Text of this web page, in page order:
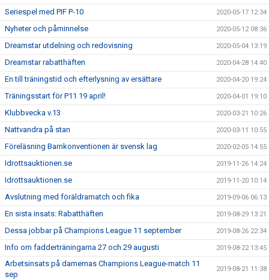
Seriespel med PIF P-10 2020-05-17 12:34
Nyheter och påminnelse 2020-05-12 08:36
Dreamstar utdelning och redovisning 2020-05-04 13:19
Dreamstar rabatthäften 2020-04-28 14:40
En till träningstid och efterlysning av ersättare 2020-04-20 19:24
Träningsstart för P11 19 april! 2020-04-01 19:10
Klubbvecka v.13 2020-03-21 10:26
Nattvandra på stan 2020-03-11 10:55
Föreläsning Barnkonventionen är svensk lag 2020-02-05 14:55
Idrottsauktionen.se 2019-11-26 14:24
Idrottsauktionen.se 2019-11-20 10:14
Avslutning med föräldramatch och fika 2019-09-06 06:13
En sista insats: Rabatthäften 2019-08-29 13:21
Dessa jobbar på Champions League 11 september 2019-08-26 22:34
Info om fadderträningarna 27 och 29 augusti 2019-08-22 13:45
Arbetsinsats på damernas Champions League-match 11
sep
2019-08-21 11:38